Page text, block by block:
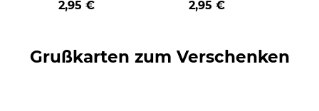
HO HO - rot
2,95 €
HO HO - schwarz
2,95 €
Grußkarten zum Verschenken